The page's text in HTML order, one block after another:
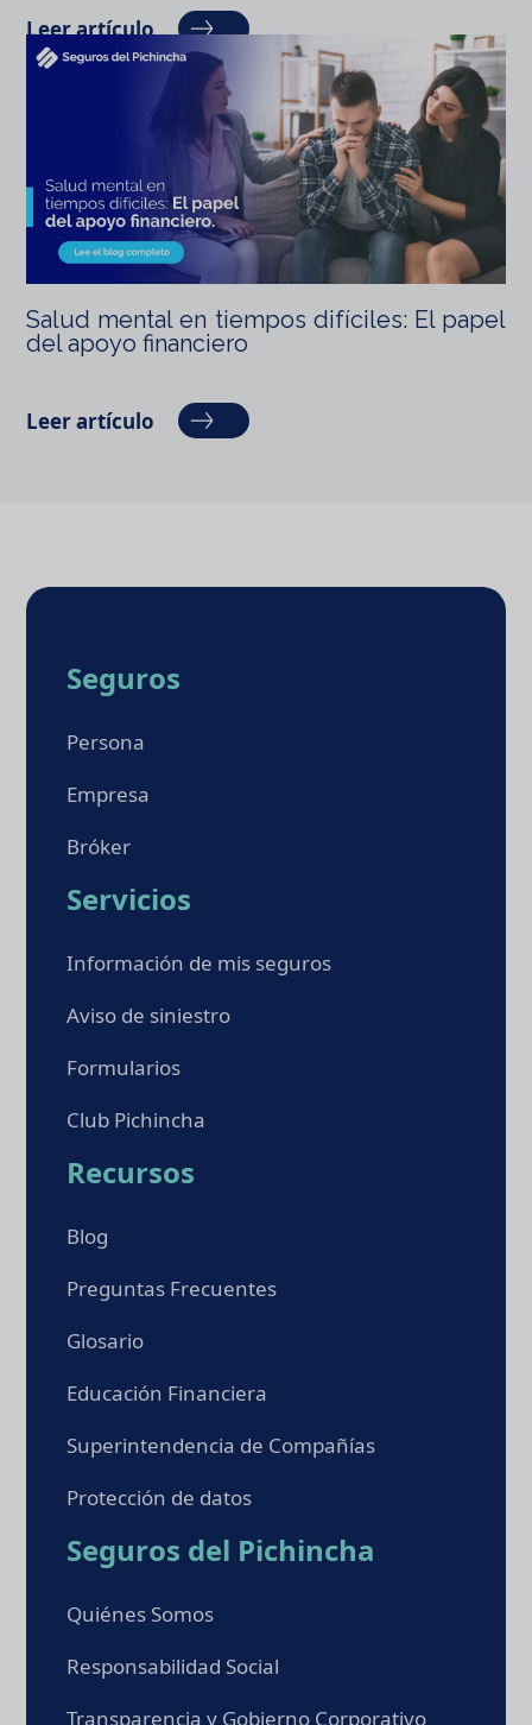
Leer artículo
Salud mental en tiempos difíciles: El papel
del apoyo financiero
Leer artículo
Seguros
Persona
Empresa
Bróker
Servicios
Información de mis seguros
Aviso de siniestro
Formularios
Club Pichincha
Recursos
Blog
Preguntas Frecuentes
Glosario
Educación Financiera
Superintendencia de Compañías
Protección de datos
Seguros del Pichincha
Quiénes Somos
Responsabilidad Social
Transparencia y Gobierno Corporativo